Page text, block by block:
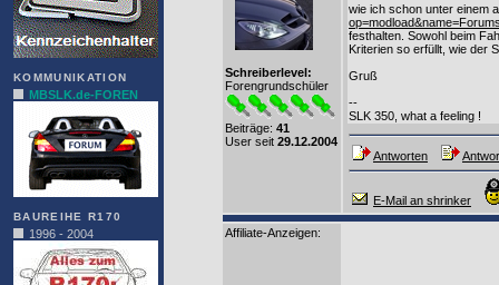
KOMMUNIKATION
MBSLK.de-FOREN
BAUREIHE R170
1996 - 2004
Schreiberlevel:
Forengrundschüler
Beiträge: 41
User seit 29.12.2004
wie ich schon unter einem
festhalten. Sowohl beim
Kriterien so erfüllt, wie der
Gruß
--
SLK 350, what a feeling !
Antworten
E-Mail an shrinker
Affiliate-Anzeigen: